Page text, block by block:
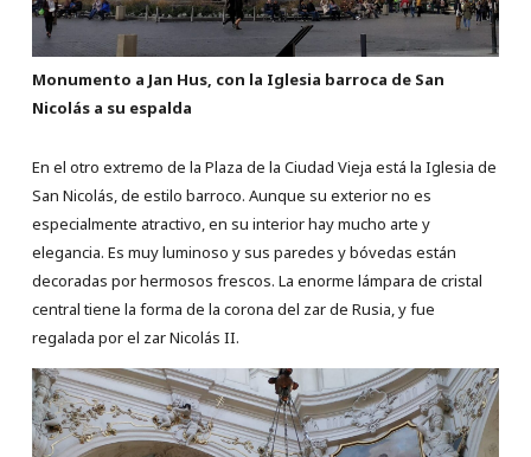
Monumento a Jan Hus, con la Iglesia barroca de San
Nicolás a su espalda
En el otro extremo de la Plaza de la Ciudad Vieja está la Iglesia de
San Nicolás, de estilo barroco. Aunque su exterior no es
especialmente atractivo, en su interior hay mucho arte y
elegancia. Es muy luminoso y sus paredes y bóvedas están
decoradas por hermosos frescos. La enorme lámpara de cristal
central tiene la forma de la corona del zar de Rusia, y fue
regalada por el zar Nicolás II.